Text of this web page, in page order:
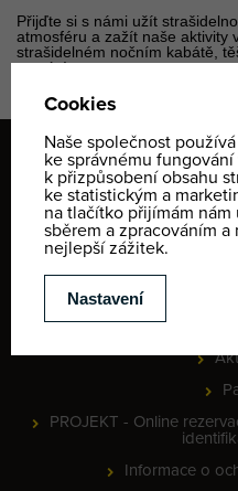
Přijďte si s námi užít
atmosféru a zažít naše aktivity
strašidelném nočním kabátě,
na vás!
PROJEKT - Online rezervace služeb a vybavení,
Informace o